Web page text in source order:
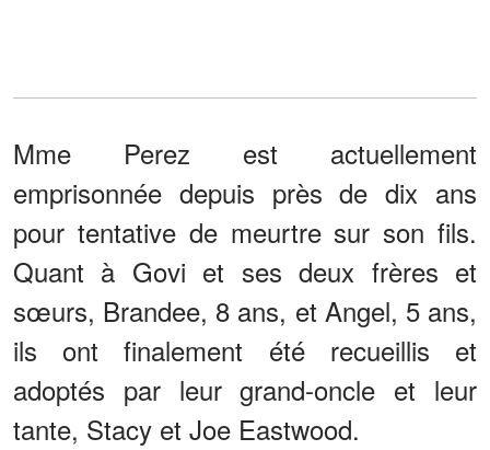
Mme Perez est actuellement
emprisonnée depuis près de dix ans
pour tentative de meurtre sur son fils.
Quant à Govi et ses deux frères et
sœurs, Brandee, 8 ans, et Angel, 5 ans,
ils ont finalement été recueillis et
adoptés par leur grand-oncle et leur
tante, Stacy et Joe Eastwood.